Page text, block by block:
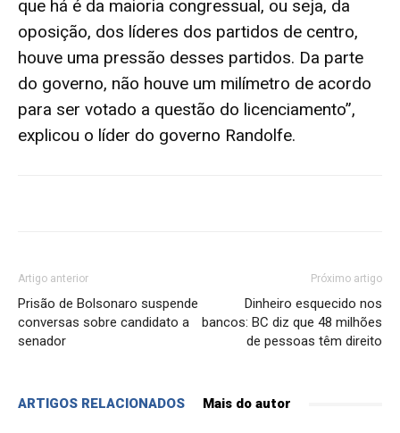
que há é da maioria congressual, ou seja, da
oposição, dos líderes dos partidos de centro,
houve uma pressão desses partidos. Da parte
do governo, não houve um milímetro de acordo
para ser votado a questão do licenciamento”,
explicou o líder do governo Randolfe.
Artigo anterior
Prisão de Bolsonaro suspende
conversas sobre candidato a
senador
Próximo artigo
Dinheiro esquecido nos
bancos: BC diz que 48 milhões
de pessoas têm direito
ARTIGOS RELACIONADOS Mais do autor